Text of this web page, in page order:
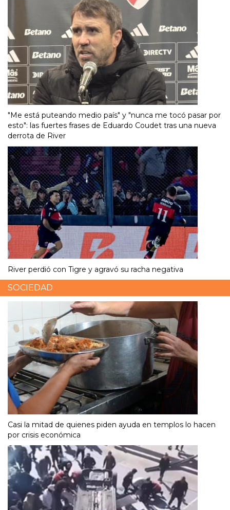
"Me está puteando medio país" y "nunca me tocó pasar por
esto": las fuertes frases de Eduardo Coudet tras una nueva
derrota de River
River perdió con Tigre y agravó su racha negativa
SOCIEDAD
Casi la mitad de quienes piden ayuda en templos lo hacen
por crisis económica